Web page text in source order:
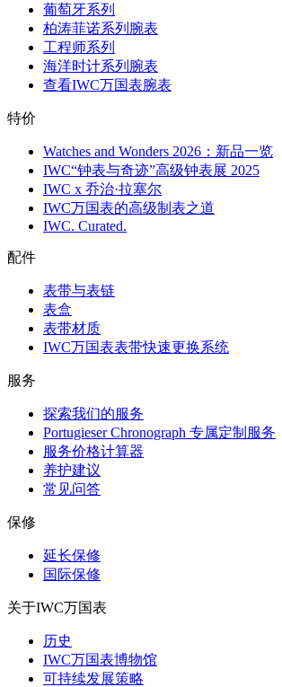
葡萄牙系列
柏涛菲诺系列腕表
工程师系列
海洋时计系列腕表
查看IWC万国表腕表
特价
Watches and Wonders 2026：新品一览
IWC“钟表与奇迹”高级钟表展 2025
IWC x 乔治·拉塞尔
IWC万国表的高级制表之道
IWC. Curated.
配件
表带与表链
表盒
表带材质
IWC万国表表带快速更换系统
服务
探索我们的服务
Portugieser Chronograph 专属定制服务
服务价格计算器
养护建议
常见问答
保修
延长保修
国际保修
关于IWC万国表
历史
IWC万国表博物馆
可持续发展策略